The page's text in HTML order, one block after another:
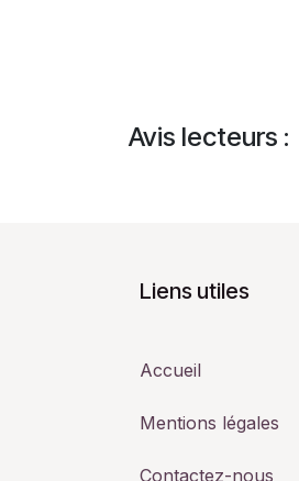
Avis lecteurs :
Liens utiles
Accueil
Mentions légales
Contactez-nous